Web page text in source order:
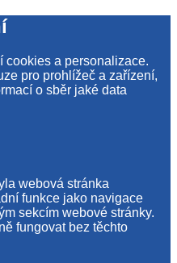
cookies a personalizace.
pro prohlížeč a zařízení,
o sběr jaké data
webová stránka
funkce jako navigace
sekcím webové stránky.
fungovat bez těchto